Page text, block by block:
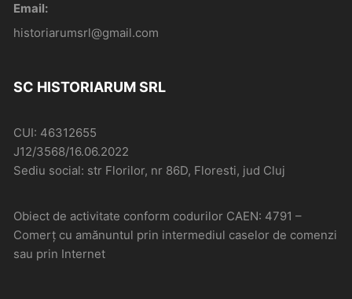
Email:
historiarumsrl@gmail.com
SC HISTORIARUM SRL
CUI: 46312655
J12/3568/16.06.2022
Sediu social: str Florilor, nr 86D, Floresti, jud Cluj
Obiect de activitate conform codurilor CAEN: 4791 –
Comerţ cu amănuntul prin intermediul caselor de comenzi
sau prin Internet